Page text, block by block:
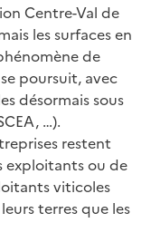
Centre-Val de
les surfaces en
de
poursuit, avec
désormais sous
…).
restent
exploitants ou de
viticoles
terres que les